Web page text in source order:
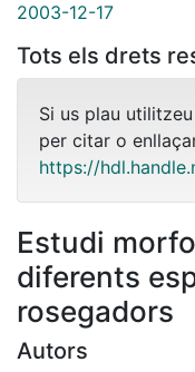
2003-12-17
Tots els drets
Si us plau
per citar o
https://
Estudi
diferents
rosegadors
Autors